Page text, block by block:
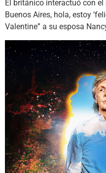
El británico interactuó con
Buenos Aires, hola, estoy
Valentine” a su esposa